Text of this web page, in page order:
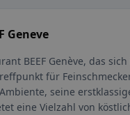
Geneve
BEEF Genève, das
für
seine
eine Vielzahl von